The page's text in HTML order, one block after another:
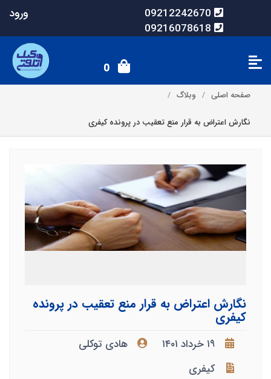
09212242670
09216078618
ورود
0
صفحه اصلی وبلاگ
نگارش اعتراض به قرار منع تعقیب در پرونده کیفری
نگارش اعتراض به قرار منع تعقیب در پرونده
کیفری
۱۹ خرداد ۱۴۰۱
هادی توکلی
کیفری